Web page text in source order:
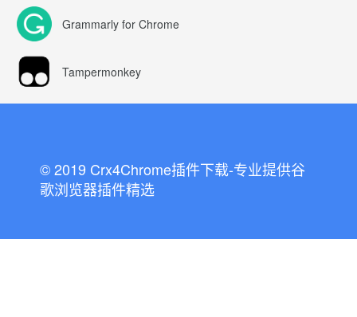
Grammarly for Chrome
Tampermonkey
© 2019 Crx4Chrome插件下载-专业提供谷
歌浏览器插件精选